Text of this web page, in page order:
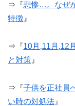
⇒『悲惨…。なぜ
特徴 』
⇒『10月,11月,12
と対策 』
⇒『子供を正社員
い時の対処法 』